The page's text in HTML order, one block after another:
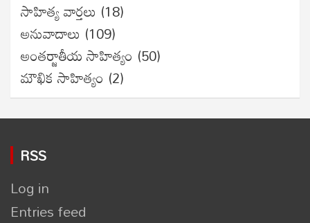
సాహిత్య వార్తలు (18)
అనువాదాలు (109)
అంతర్జాతీయ సాహిత్యం (50)
మౌఖిక సాహిత్యం (2)
RSS
Log in
Entries feed